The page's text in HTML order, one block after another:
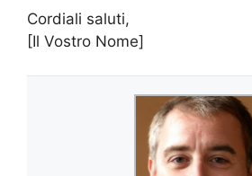
Cordiali saluti,
[Il Vostro Nome]